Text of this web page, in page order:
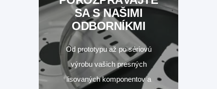
SA S NAŠIMI
ODBORNÍKMI
Od prototypu až po sériovú
výrobu vašich presných
lisovaných komponentov a